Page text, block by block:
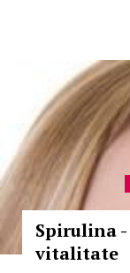
Spirulina
vitalitate